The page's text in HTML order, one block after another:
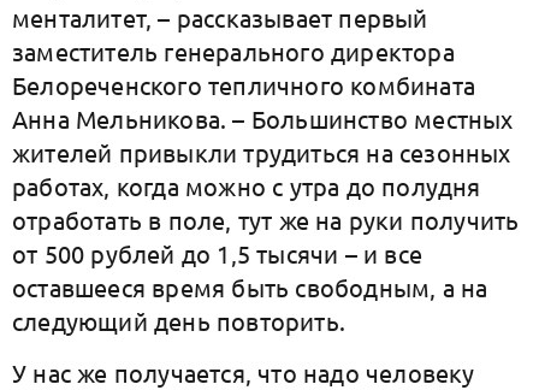
менталитет, – рассказывает первый
заместитель генерального директора
Белореченского тепличного комбината
Анна Мельникова. – Большинство местных
жителей привыкли трудиться на сезонных
работах, когда можно с утра до полудня
отработать в поле, тут же на руки получить
от 500 рублей до 1,5 тысячи – и все
оставшееся время быть свободным, а на
следующий день повторить.
У нас же получается, что надо человеку